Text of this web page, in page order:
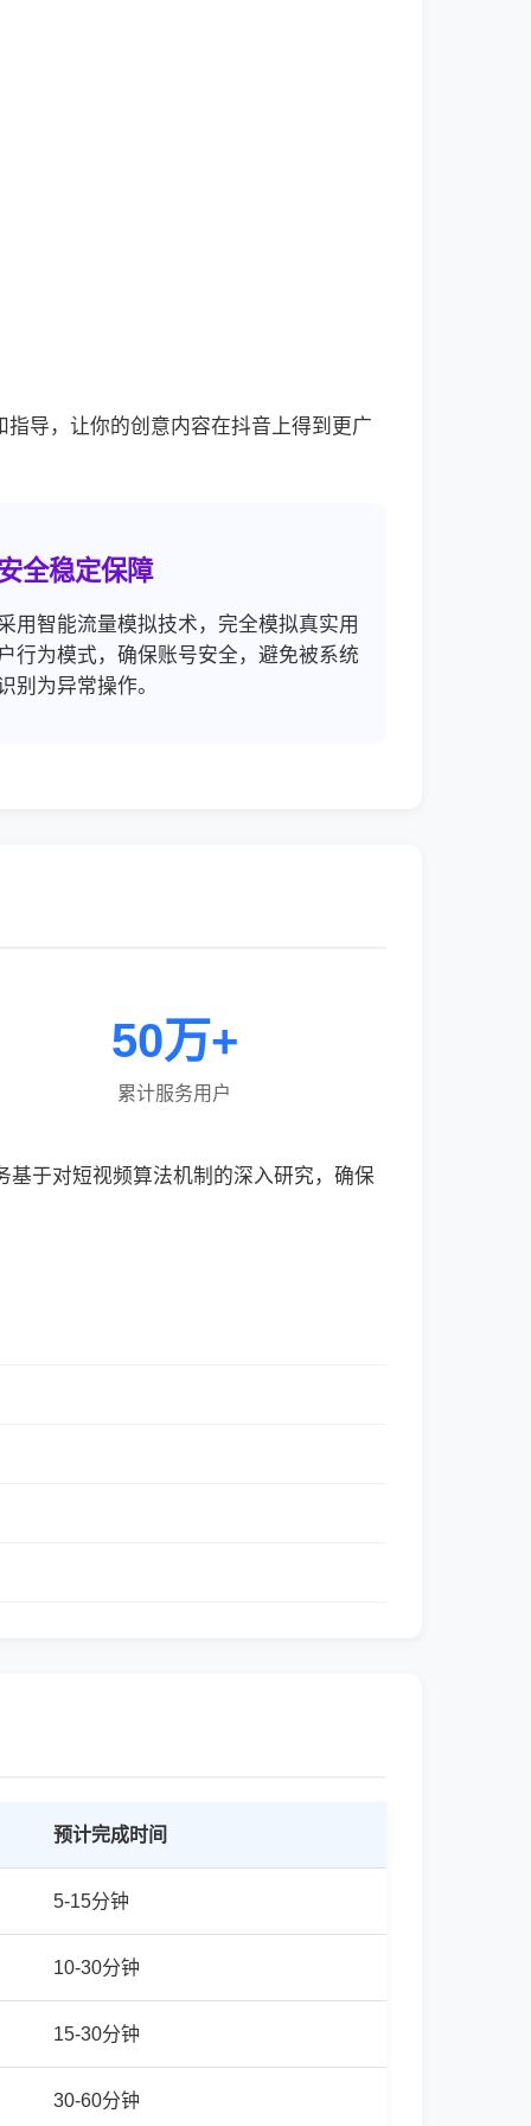
导，让你的创意内容在抖音上得到更广
全稳定保障
用智能流量模拟技术，完全模拟真实用
行为模式，确保账号安全，避免被系统
别为异常操作。
50万+
累计服务用户
于对短视频算法机制的深入研究，确保
预计完成时间
5-15分钟
10-30分钟
15-30分钟
30-60分钟